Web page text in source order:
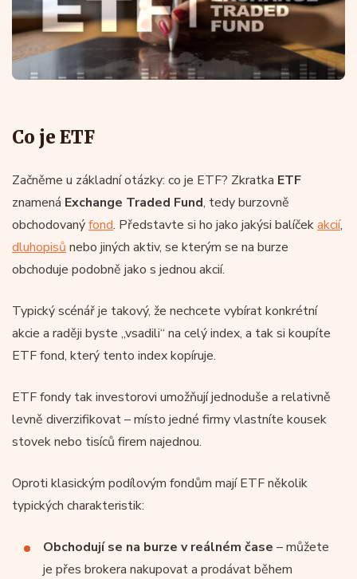
Co je ETF
Začněme u základní otázky: co je ETF? Zkratka ETF
znamená Exchange Traded Fund, tedy burzovně
obchodovanýfond. Představte si ho jako jakýsi balíčekakcií,
dluhopisů nebo jiných aktiv, se kterým se na burze
obchoduje podobně jako s jednou akcií.
Typický scénář je takový, že nechcete vybírat konkrétní
akcie a raději byste „vsadili“ na celý index, a tak si koupíte
ETF fond, který tento index kopíruje.
ETF fondy tak investorovi umožňují jednoduše a relativně
levně diverzifikovat – místo jedné firmy vlastníte kousek
stovek nebo tisíců firem najednou.
Oproti klasickým podílovým fondům mají ETF několik
typických charakteristik:
Obchodují se na burze v reálném čase – můžete
je přes brokera nakupovat a prodávat během